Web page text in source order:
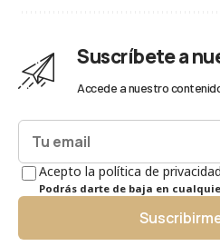
Suscríbete a
Accede a nuestro
Acepto la política de
Podrás darte de baja en